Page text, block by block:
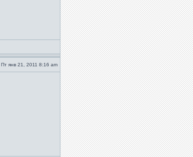
Пт янв 21, 2011 8:16 am